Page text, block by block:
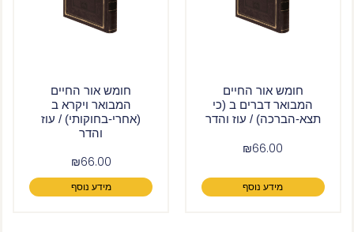
חומש אור החיים
המבואר דברים ב (כי
תצא-הברכה) / עוז והדר
₪66.00
מידע נוסף
חומש אור החיים
המבואר ויקרא ב
(אחרי-בחוקותי) / עוז
והדר
₪66.00
מידע נוסף